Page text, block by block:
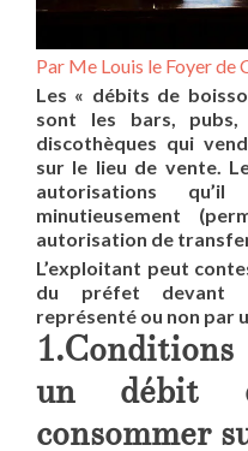
Par Me Louis le Foyer
Les « débits de
sont les bars,
discothèques qui
sur le lieu de vente.
autorisations
minutieusement
autorisation de
L’exploitant peut
du préfet devant
représenté ou non par
un débit
consommer